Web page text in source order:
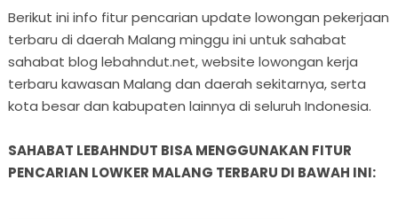
Berikut ini info fitur pencarian update lowongan pekerjaan
terbaru di daerah Malang minggu ini untuk sahabat
sahabat blog lebahndut.net, website lowongan kerja
terbaru kawasan Malang dan daerah sekitarnya, serta
kota besar dan kabupaten lainnya di seluruh Indonesia.
SAHABAT LEBAHNDUT BISA MENGGUNAKAN FITUR
PENCARIAN LOWKER MALANG TERBARU DI BAWAH INI: